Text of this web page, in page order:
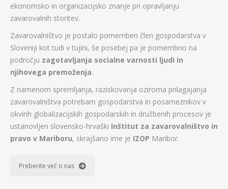
ekonomsko in organizacijsko znanje pri opravljanju
zavarovalnih storitev.
Zavarovalništvo je postalo pomemben člen gospodarstva v
Sloveniji kot tudi v tujini, še posebej pa je pomembno na
področju zagotavljanja socialne varnosti ljudi in
njihovega premoženja.
Z namenom spremljanja, raziskovanja oziroma prilagajanja
zavarovalništva potrebam gospodarstva in posameznikov v
okvirih globalizacijskih gospodarskih in družbenih procesov je
ustanovljen slovensko-hrvaški Inštitut za zavarovalništvo in
pravo v Mariboru, skrajšano ime je IZOP Maribor.
Preberite več o nas